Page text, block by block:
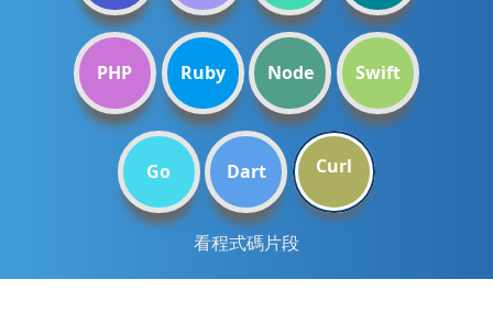
PHP Ruby Node Swift
Go Dart Curl
看程式碼片段